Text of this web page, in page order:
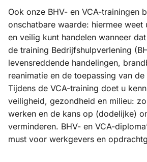
Ook onze BHV- en VCA-trainingen
onschatbare waarde: hiermee weet
en veilig kunt handelen wanneer
de training Bedrijfshulpverlening
levensreddende handelingen,
reanimatie en de toepassing van
Tijdens de VCA-training doet u
veiligheid, gezondheid en milieu:
werken en de kans op (dodelijke)
verminderen. BHV- en VCA-
must voor werkgevers en